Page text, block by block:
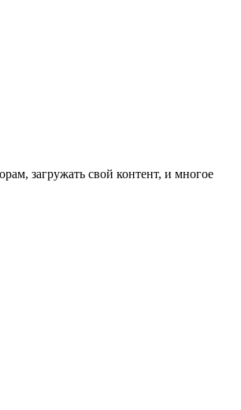
загружать свой контент, и многое